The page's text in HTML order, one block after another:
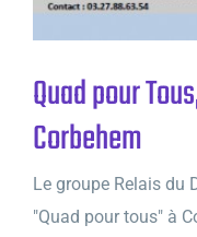
Quad pour
Corbehem
Le groupe Relais du
"Quad pour tous" à